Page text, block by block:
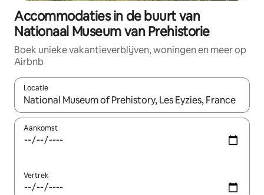
Accommodaties in de buurt van
Nationaal Museum van Prehistorie
Boek unieke vakantieverblijven, woningen en meer op
Airbnb
Locatie
Wanneer er resultaten beschikbaar zijn, maak je een keuze
Aankomst
Vertrek